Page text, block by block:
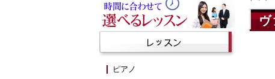
ヴ
ピアノ